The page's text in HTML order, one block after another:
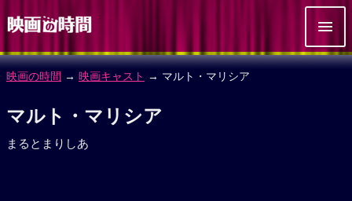
映画の時間 → 映画キャスト → マルト・マリシア
マルト・マリシア
まるとまりしあ